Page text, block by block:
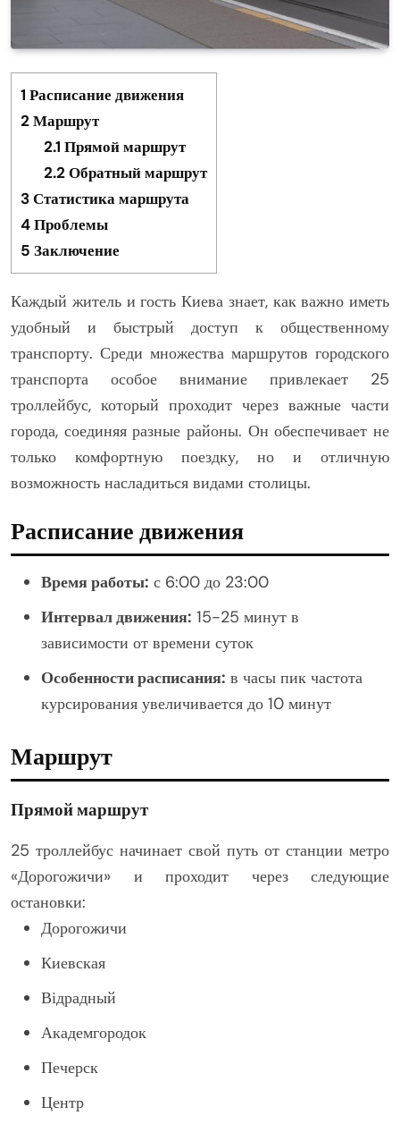
1 Расписание движения
2Маршрут
2.1 Прямой маршрут
2.2Обратный маршрут
3Статистика маршрута
4Проблемы
5 Заключение
Каждый житель и гость Киева знает, как важно иметь
удобный и быстрый доступ к общественному
транспорту. Среди множества маршрутов городского
транспорта особое внимание привлекает 25
троллейбус, который проходит через важные части
города, соединяя разные районы. Он обеспечивает не
только комфортную поездку, но и отличную
возможность насладиться видами столицы.
Расписание движения
Время работы: с 6:00 до 23:00
Интервал движения: 15-25 минут в
зависимости от времени суток
Особенности расписания: в часы пик частота
курсирования увеличивается до 10 минут
Маршрут
Прямой маршрут
25 троллейбус начинает свой путь от станции метро
«Дорогожичи» и проходит через следующие
остановки:
Дорогожичи
Киевская
Відрадный
Академгородок
Печерск
Центр